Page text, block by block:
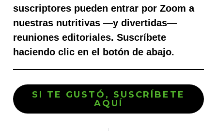
suscriptores pueden entrar por Zoom a
nuestras nutritivas —y divertidas—
reuniones editoriales. Suscríbete
haciendo clic en el botón de abajo.
SI TE GUSTÓ, SUSCRÍBETE
AQUÍ